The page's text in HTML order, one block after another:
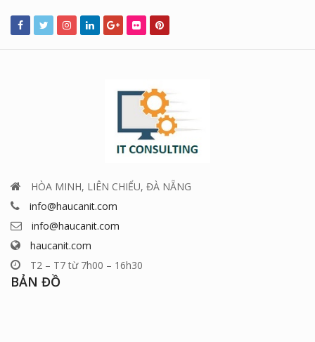
HÒA MINH, LIÊN CHIỂU, ĐÀ NẴNG
info@haucanit.com
info@haucanit.com
haucanit.com
T2 – T7 từ 7h00 – 16h30
BẢN ĐỒ